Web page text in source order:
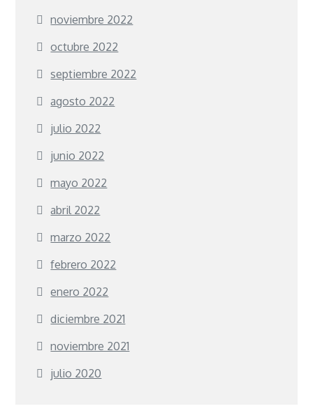
noviembre 2022
octubre 2022
septiembre 2022
agosto 2022
julio 2022
junio 2022
mayo 2022
abril 2022
marzo 2022
febrero 2022
enero 2022
diciembre 2021
noviembre 2021
julio 2020